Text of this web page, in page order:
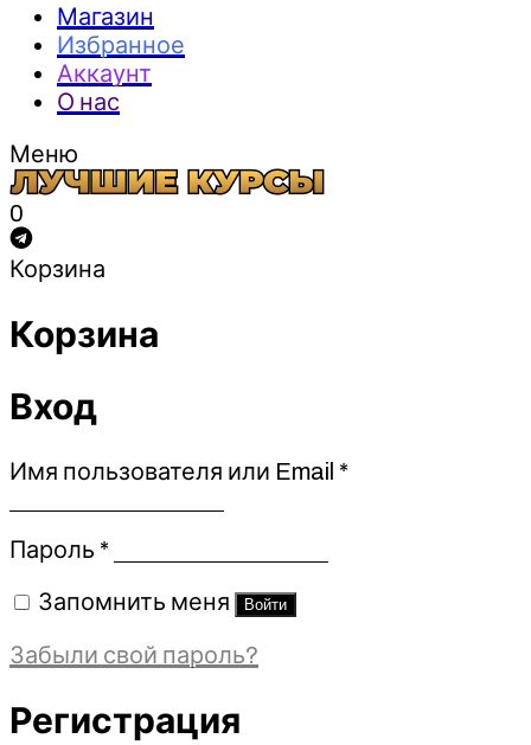
Магазин
Избранное
Аккаунт
О нас
Меню
0
Корзина
Корзина
Вход
Имя пользователя или Email *Обязательно
Пароль *Обязательно
Запомнить меня Войти
Забыли свой пароль?
Регистрация